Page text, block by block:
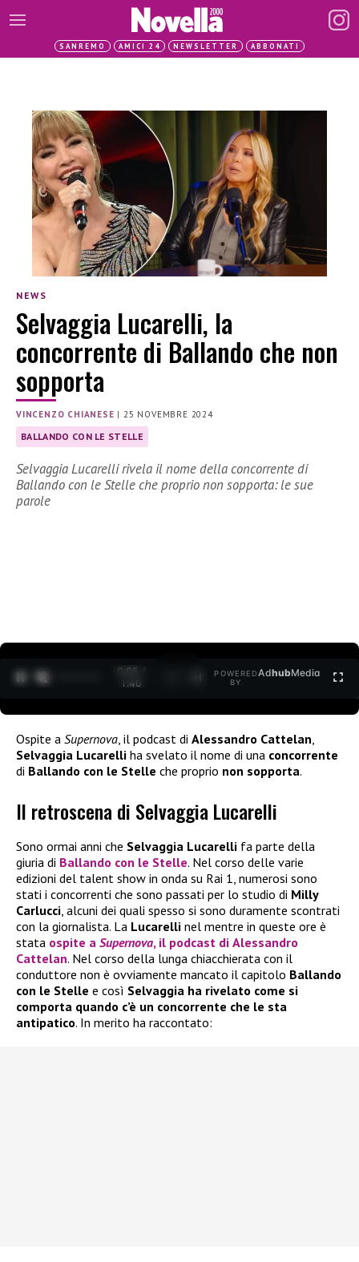
SANREMO AMICI 24 NEWSLETTER ABBONATI
NEWS
Selvaggia Lucarelli, la
concorrente di Ballando che non
sopporta
VINCENZO CHIANESE |25 NOVEMBRE 2024
BALLANDO CON LE STELLE
Selvaggia Lucarelli rivela il nome della concorrente di
Ballando con le Stelle che proprio non sopporta: le sue
parole
0:06 /
1:40
POWERED
BY
AdhubMedia
Ospite a Supernova , il podcast di Alessandro Cattelan
Selvaggia Lucarelli ha svelato il nome di una concorrente
di Ballando con le Stelle che proprio non sopporta.
Il retroscena di Selvaggia Lucarelli
Sono ormai anni che Selvaggia Lucarelli fa parte della
giuria di Ballando con le Stelle. Nel corso delle varie
edizioni del talent show in onda su Rai 1, numerosi sono
stati i concorrenti che sono passati per lo studio di Milly
Carlucci, alcuni dei quali spesso si sono duramente scontrati
con la giornalista. La Lucarelli nel mentre in queste ore è
stata ospite a Supernova, il podcast di Alessandro
Cattelan. Nel corso della lunga chiacchierata con il
conduttore non è ovviamente mancato il capitolo Ballando
con le Stelle e così Selvaggia ha rivelato come si
comporta quando c’è un concorrente che le sta
antipatico. In merito ha raccontato: